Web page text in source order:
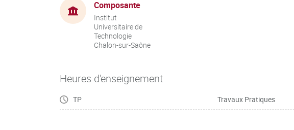
Composante
Institut
Universitaire de
Technologie
Chalon-sur-Saône
Heures d'enseignement
TP Travaux Pratiques